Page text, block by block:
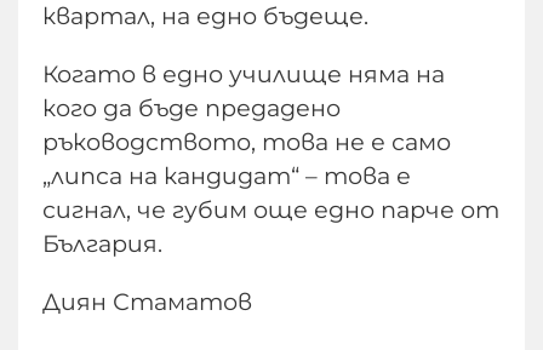
квартал, на едно бъдеще.
Когато в едно училище няма на
кого да бъде предадено
ръководството, това не е само
„липса на кандидат“ – това е
сигнал, че губим още едно парче от
България.
Диян Стаматов